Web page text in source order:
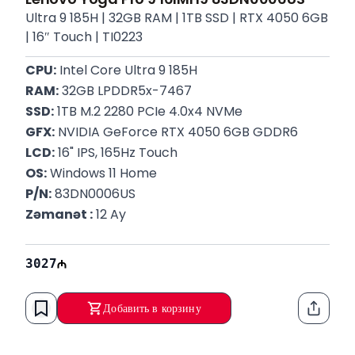
Ultra 9 185H | 32GB RAM | 1TB SSD | RTX 4050 6GB
| 16″ Touch | TI0223
CPU: Intel Core Ultra 9 185H
RAM: 32GB LPDDR5x-7467
SSD: 1TB M.2 2280 PCIe 4.0x4 NVMe
GFX: NVIDIA GeForce RTX 4050 6GB GDDR6
LCD: 16" IPS, 165Hz Touch
OS: Windows 11 Home
P/N: 83DN0006US
Zəmanət : 12 Ay
3027
Добавить в корзину